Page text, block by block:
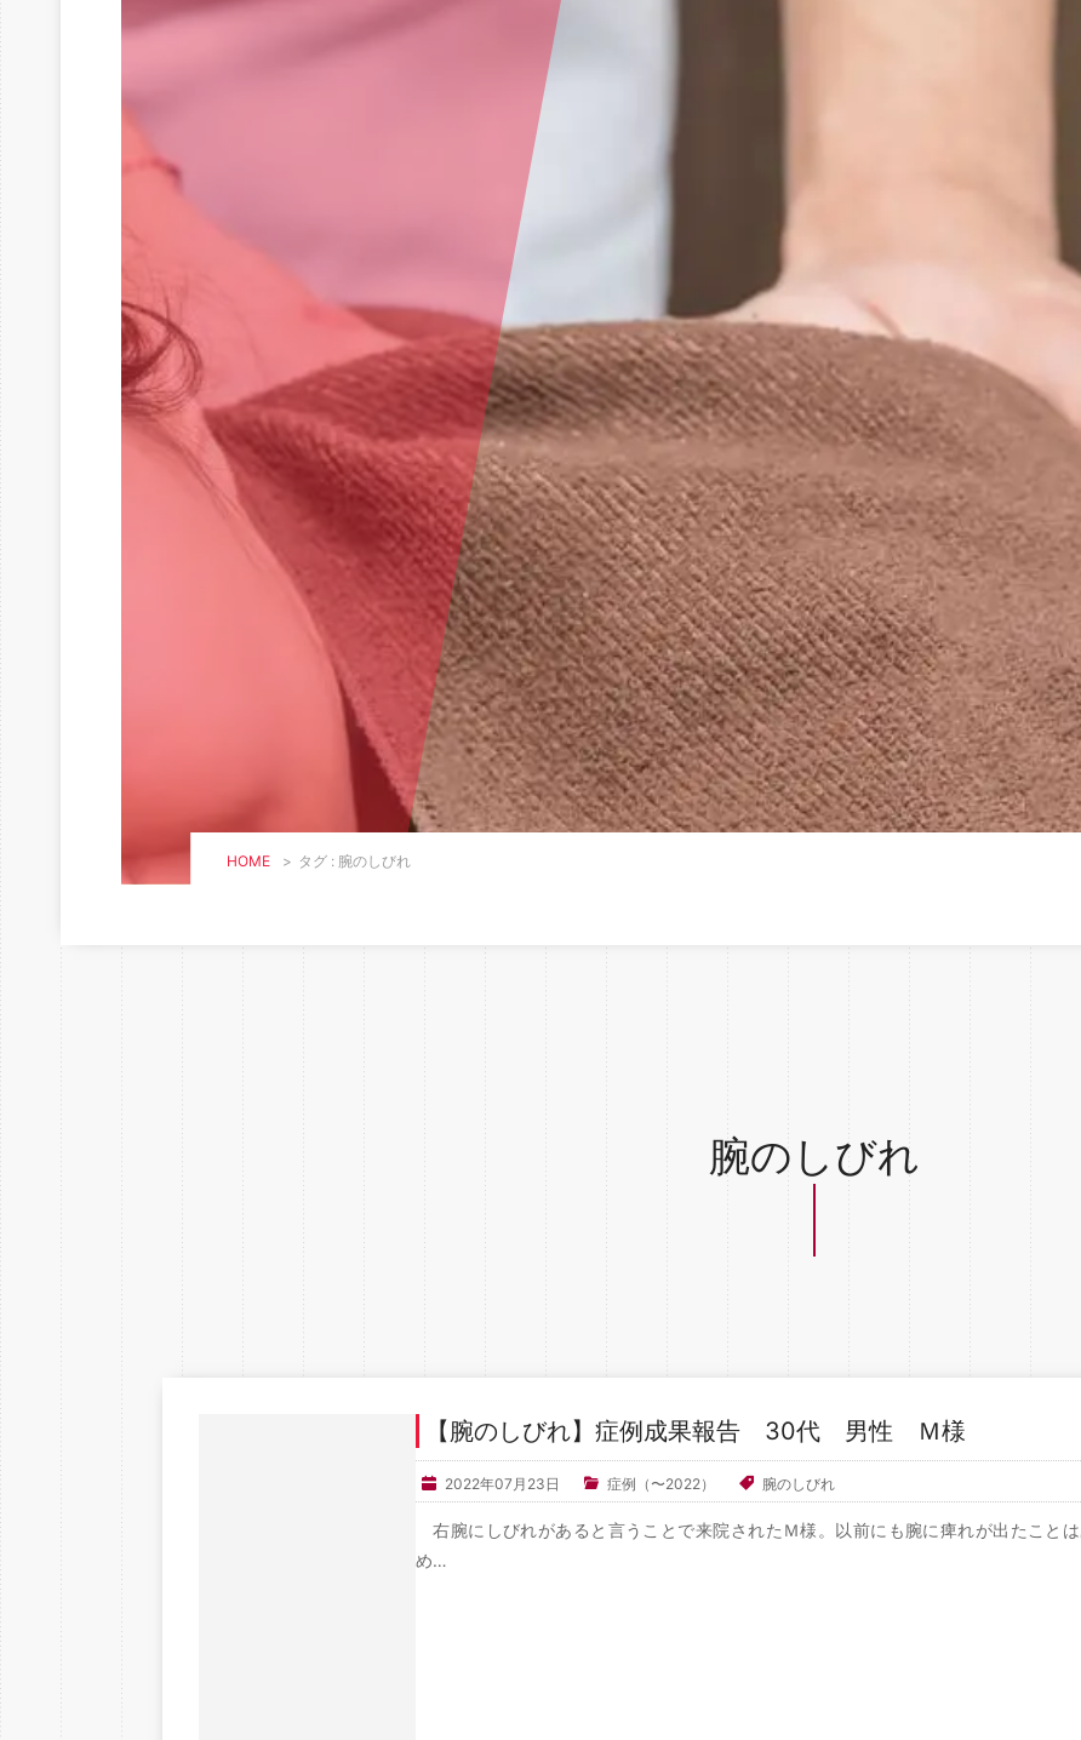
HOME > タグ : 腕のしびれ
腕のしびれ
【腕のしびれ】症例成果報告 30代 男性 Ｍ様
2022年07月23日 症例（〜2022） 腕のしびれ
右腕にしびれがあると言うことで来院されたＭ様。以前にも腕に痺れが出たこと
め…